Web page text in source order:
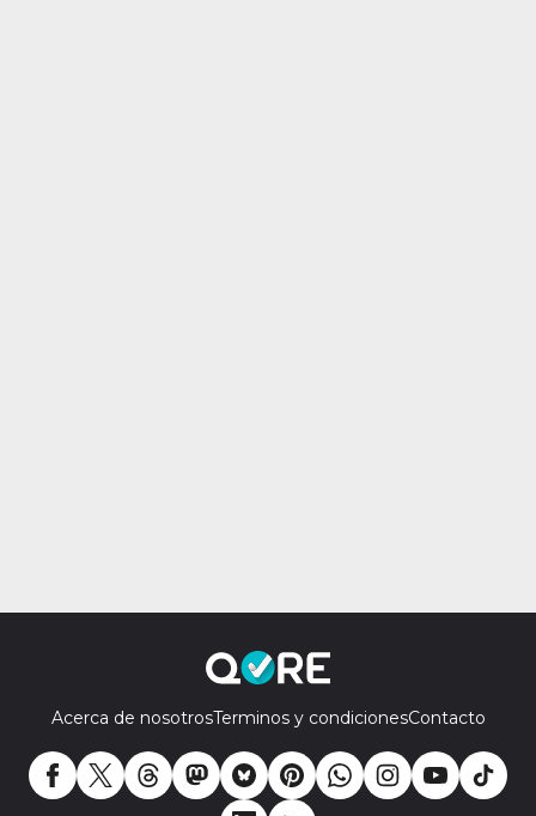
Acerca de nosotrosTerminos y condicionesContacto